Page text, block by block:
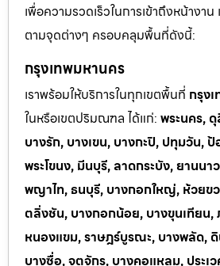
เพื่อความรวดเร็วในการเข้าถึงหน้างา
ตามจุดต่างๆ ครอบคลุมพื้นที่ดังนี้:
กรุงเทพมหานคร
เราพร้อมให้บริการในทุกเขตพื้นที่ กรุง
ในหรือเขตปริมณฑล ได้แก่: พระนคร,
บางรัก, บางเขน, บางกะปิ, ปทุมวัน,
พระโขนง, มีนบุรี, ลาดกระบัง, ยานน
พญาไท, ธนบุรี, บางกอกใหญ่, ห้วยข
ตลิ่งชัน, บางกอกน้อย, บางขุนเทียน,
หนองแขม, ราษฎร์บูรณะ, บางพลัด,
บางซื่อ, จตุจักร, บางคอแหลม, ประเ